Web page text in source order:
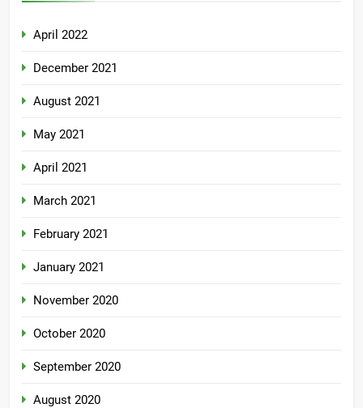
April 2022
December 2021
August 2021
May 2021
April 2021
March 2021
February 2021
January 2021
November 2020
October 2020
September 2020
August 2020